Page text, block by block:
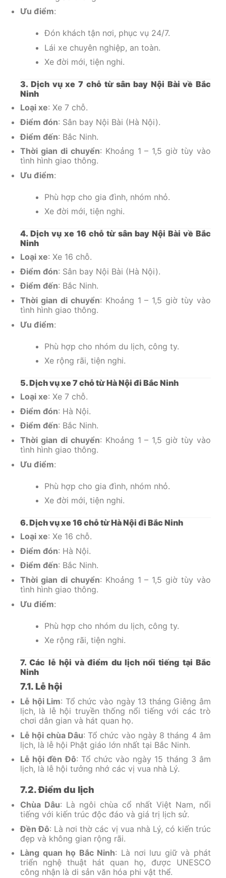
Ưu điểm:
Đón khách tận nơi, phục vụ 24/7.
Lái xe chuyên nghiệp, an toàn.
Xe đời mới, tiện nghi.
3. Dịch vụ xe 7 chỗ từ sân bay Nội Bài về Bắc
Ninh
Loại xe: Xe 7 chỗ.
Điểm đón: Sân bay Nội Bài (Hà Nội).
Điểm đến: Bắc Ninh.
Thời gian di chuyển: Khoảng 1 – 1,5 giờ tùy vào
tình hình giao thông.
Ưu điểm:
Phù hợp cho gia đình, nhóm nhỏ.
Xe đời mới, tiện nghi.
4. Dịch vụ xe 16 chỗ từ sân bay Nội Bài về Bắc
Ninh
Loại xe: Xe 16 chỗ.
Điểm đón: Sân bay Nội Bài (Hà Nội).
Điểm đến: Bắc Ninh.
Thời gian di chuyển: Khoảng 1 – 1,5 giờ tùy vào
tình hình giao thông.
Ưu điểm:
Phù hợp cho nhóm du lịch, công ty.
Xe rộng rãi, tiện nghi.
5. Dịch vụ xe 7 chỗ từ Hà Nội đi Bắc Ninh
Loại xe: Xe 7 chỗ.
Điểm đón: Hà Nội.
Điểm đến: Bắc Ninh.
Thời gian di chuyển: Khoảng 1 – 1,5 giờ tùy vào
tình hình giao thông.
Ưu điểm:
Phù hợp cho gia đình, nhóm nhỏ.
Xe đời mới, tiện nghi.
6. Dịch vụ xe 16 chỗ từ Hà Nội đi Bắc Ninh
Loại xe: Xe 16 chỗ.
Điểm đón: Hà Nội.
Điểm đến: Bắc Ninh.
Thời gian di chuyển: Khoảng 1 – 1,5 giờ tùy vào
tình hình giao thông.
Ưu điểm:
Phù hợp cho nhóm du lịch, công ty.
Xe rộng rãi, tiện nghi.
7. Các lễ hội và điểm du lịch nổi tiếng tại Bắc
Ninh
7.1. Lễ hội
Lễ hội Lim: Tổ chức vào ngày 13 tháng Giêng âm
lịch, là lễ hội truyền thống nổi tiếng với các trò
chơi dân gian và hát quan họ.
Lễ hội chùa Dâu: Tổ chức vào ngày 8 tháng 4 âm
lịch, là lễ hội Phật giáo lớn nhất tại Bắc Ninh.
Lễ hội đền Đô: Tổ chức vào ngày 15 tháng 3 âm
lịch, là lễ hội tưởng nhớ các vị vua nhà Lý.
7.2. Điểm du lịch
Chùa Dâu: Là ngôi chùa cổ nhất Việt Nam, nổi
tiếng với kiến trúc độc đáo và giá trị lịch sử.
Đền Đô: Là nơi thờ các vị vua nhà Lý, có kiến trúc
đẹp và không gian rộng rãi.
Làng quan họ Bắc Ninh: Là nơi lưu giữ và phát
triển nghệ thuật hát quan họ, được UNESCO
công nhận là di sản văn hóa phi vật thể.